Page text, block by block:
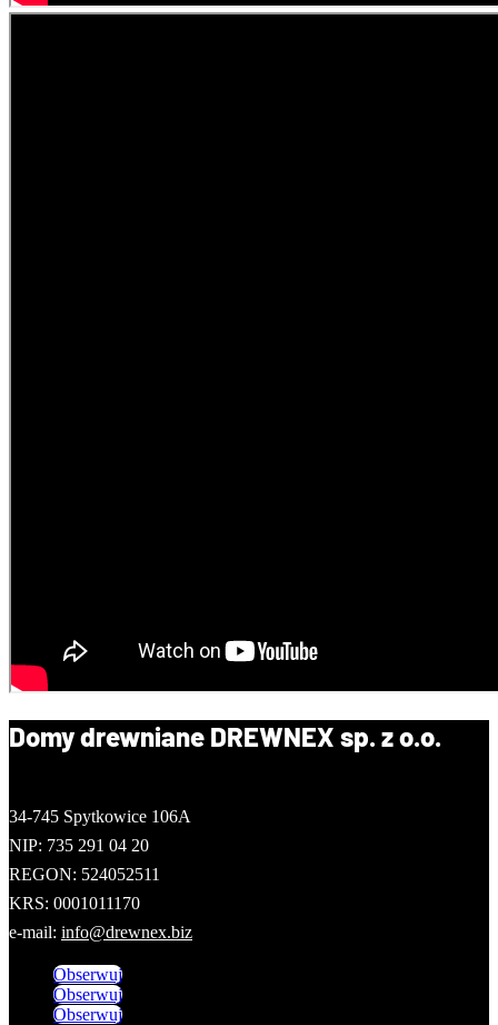
Domy drewniane DREWNEX sp. z o.o.
34-745 Spytkowice 106A
NIP: 735 291 04 20
REGON: 524052511
KRS: 0001011170
e-mail: info@drewnex.biz
Obserwuj
Obserwuj
Obserwuj